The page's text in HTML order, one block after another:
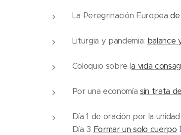
La Peregrinación Europea
Liturgia y pandemia: balance
Coloquio sobre la vida
Por una economía sin trata
Día 1 de oración por la
Día 3 Formar un solo cuerpo